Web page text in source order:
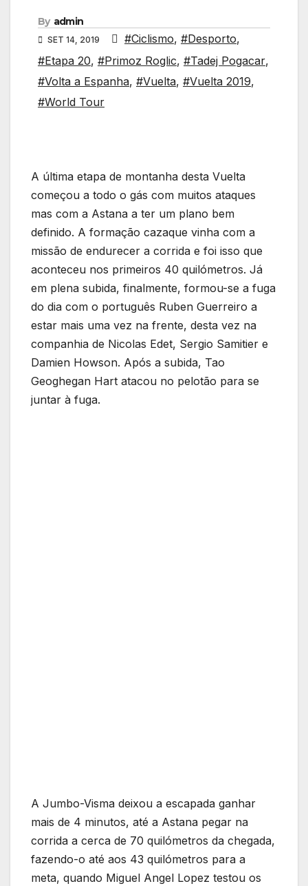
By admin
SET 14, 2019 #Ciclismo, #Desporto,
#Etapa 20, #Primoz Roglic, #Tadej Pogacar,
#Volta a Espanha, #Vuelta, #Vuelta 2019,
#World Tour
A última etapa de montanha desta Vuelta
começou a todo o gás com muitos ataques
mas com a Astana a ter um plano bem
definido. A formação cazaque vinha com a
missão de endurecer a corrida e foi isso que
aconteceu nos primeiros 40 quilómetros. Já
em plena subida, finalmente, formou-se a fuga
do dia com o português Ruben Guerreiro a
estar mais uma vez na frente, desta vez na
companhia de Nicolas Edet, Sergio Samitier e
Damien Howson. Após a subida, Tao
Geoghegan Hart atacou no pelotão para se
juntar à fuga.
A Jumbo-Visma deixou a escapada ganhar
mais de 4 minutos, até a Astana pegar na
corrida a cerca de 70 quilómetros da chegada,
fazendo-o até aos 43 quilómetros para a
meta, quando Miguel Angel Lopez testou os